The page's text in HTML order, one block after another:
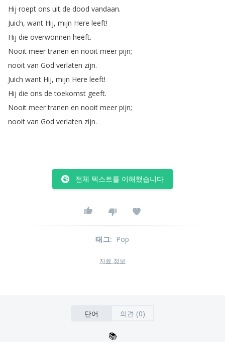
Hij roept ons uit de dood vandaan.
Juich, want Hij, mijn Here leeft!
Hij die overwonnen heeft.
Nooit meer tranen en nooit meer pijn;
nooit van God verlaten zijn.
Juich want Hij, mijn Here leeft!
Hij die ons de toekomst geeft.
Nooit meer tranen en nooit meer pijn;
nooit van God verlaten zijn.
전체 텍스트를 이해했습니다
태그: Pop
자료 정보
단어 의견 (0)
📚